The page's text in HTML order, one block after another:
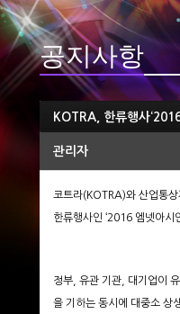
공지사항
KOTRA, 한류행사
관리자
코트라(KOTRA)와 산업통
한류행사인 ‘2016 엠넷아
정부, 유관 기관, 대기업이
을 기하는 동시에 대중소 상